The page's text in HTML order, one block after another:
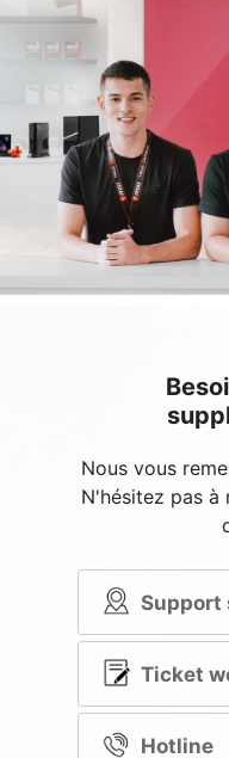
Nous vous
N'hésitez pas à
Support
Ticket
Hotline